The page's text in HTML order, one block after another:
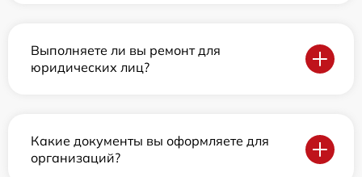
Выполняете ли вы ремонт для
юридических лиц?
Какие документы вы оформляете для
организаций?